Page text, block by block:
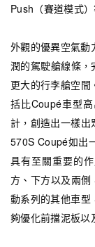
Push（賽道模式）
外觀的優異空氣
潤的駕駛艙線條，
更大的行李艙空
括比Coupé車型
計，創造出一樣出
570S Coupé如出
具有至關重要的
方、下方以及兩
動系列的其他車型
夠優化前擋泥板以